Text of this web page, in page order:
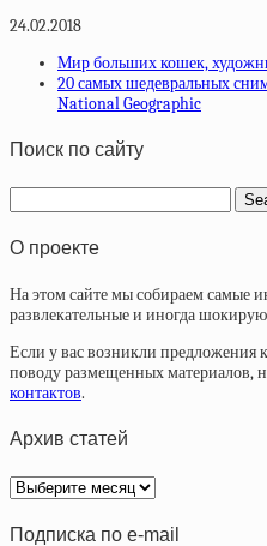
24.02.2018
Мир больших кошек,
20 самых шедевральных
National Geographic
Поиск по сайту
О проекте
На этом сайте мы собираем самые
развлекательные и иногда
Если у вас возникли предложения
поводу размещенных материалов,
контактов.
Архив статей
Архив
статей
Подписка по e-mail